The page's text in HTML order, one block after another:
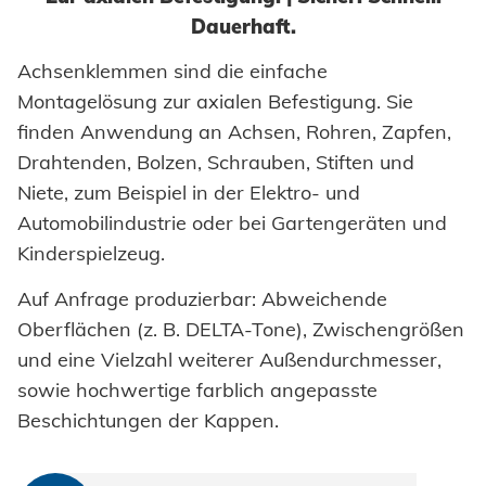
Einpresselemente
Stanzelemente
Coils
Achsenklemmen
Bolzen
Industrieniete
Sonderteile
VERARBEITUNG
Dauerhaft.
Achsenklemmen sind die einfache
Montagelösung zur axialen Befestigung. Sie
finden Anwendung an Achsen, Rohren, Zapfen,
Drahtenden, Bolzen, Schrauben, Stiften und
Niete, zum Beispiel in der Elektro- und
Automobilindustrie oder bei Gartengeräten und
Kinderspielzeug.
Auf Anfrage produzierbar: Abweichende
Oberflächen (z. B. DELTA-Tone), Zwischengrößen
und eine Vielzahl weiterer Außendurchmesser,
sowie hochwertige farblich angepasste
Beschichtungen der Kappen.